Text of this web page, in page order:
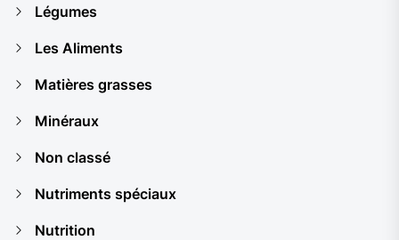
Légumes
Les Aliments
Matières grasses
Minéraux
Non classé
Nutriments spéciaux
Nutrition